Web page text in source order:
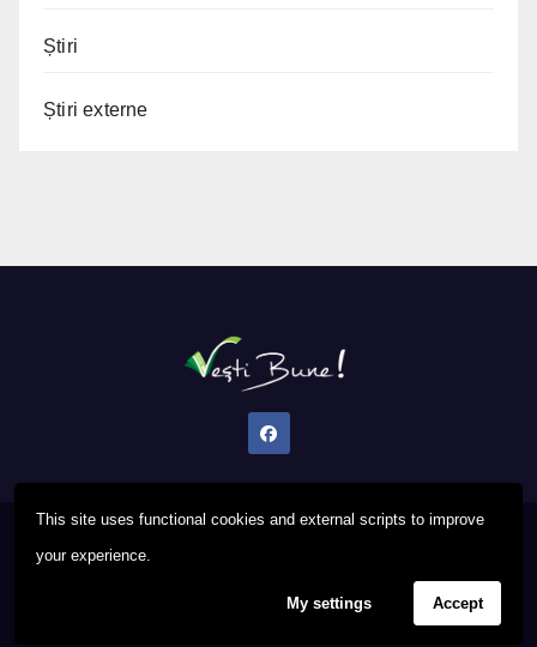
This site uses functional cookies and external scripts to improve
your experience.
My settings Accept
Știri
Știri externe
Proudly powered by WordPress
Privacy PolicyFAQ